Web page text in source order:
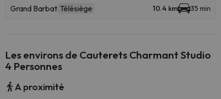
Grand Barbat Télésiège 10.4 km 35 min
Les environs de Cauterets Charmant Studio
4 Personnes
A proximité